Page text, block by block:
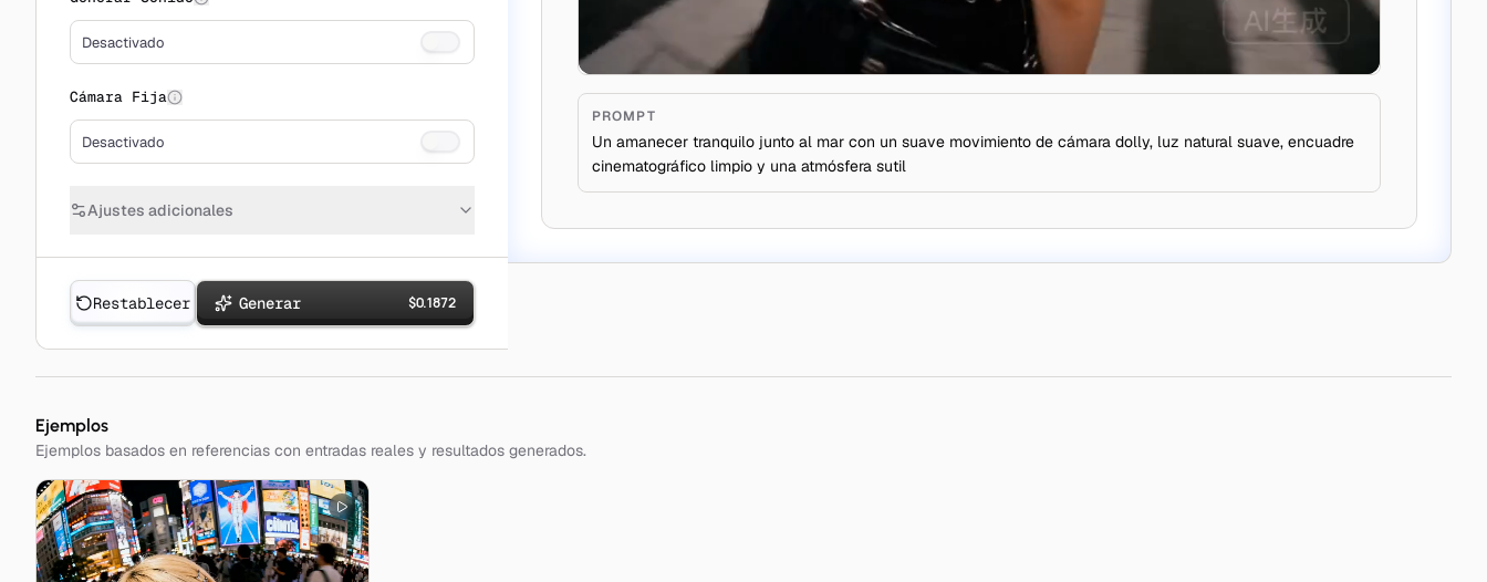
Desactivado
Cámara Fija
Desactivado
Ajustes adicionales
Generar $0.1872
Restablecer
PROMPT
Un amanecer tranquilo junto al mar con un suave movimiento de cámara dolly, luz natural suave, encuadre
cinematográfico limpio y una atmósfera sutil
Ejemplos
Ejemplos basados en referencias con entradas reales y resultados generados.